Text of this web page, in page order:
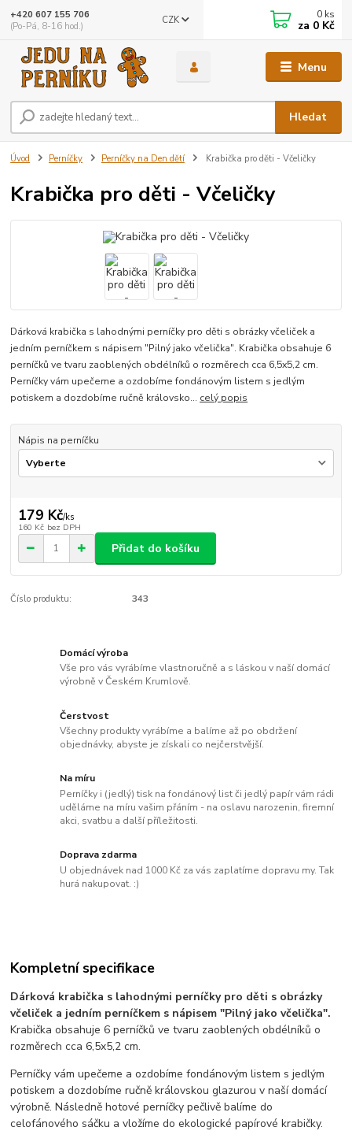
Menu
CZK
Hledat
+420 607 155 706
(Po-Pá, 8-16 hod.)
0 ks
za 0 Kč
Úvod Perníčky Perníčky na Den dětí Krabička pro děti - Včeličky
Krabička pro děti - Včeličky
Dárková krabička s lahodnými perníčky pro děti s obrázky včeliček a
jedním perníčkem s nápisem "Pilný jako včelička". Krabička obsahuje 6
perníčků ve tvaru zaoblených obdélníků o rozměrech cca 6,5x5,2 cm.
Perníčky vám upečeme a ozdobíme fondánovým listem s jedlým
potiskem a dozdobíme ručně královsko... celý popis
Nápis na perníčku
179 Kč/ks
160 Kč bez DPH
Přidat do košíku
Číslo produktu: 343
Domácí výroba
Vše pro vás vyrábíme vlastnoručně a s láskou v naší domácí
výrobně v Českém Krumlově.
Čerstvost
Všechny produkty vyrábíme a balíme až po obdržení
objednávky, abyste je získali co nejčerstvější.
Na míru
Perníčky i (jedlý) tisk na fondánový list či jedlý papír vám rádi
uděláme na míru vašim přáním - na oslavu narozenin, firemní
akci, svatbu a další příležitosti.
Doprava zdarma
U objednávek nad 1000 Kč za vás zaplatíme dopravu my. Tak
hurá nakupovat. :)
Kompletní specifikace
Dárková krabička s lahodnými perníčky pro děti s obrázky
včeliček a jedním perníčkem s nápisem "Pilný jako včelička".
Krabička obsahuje 6 perníčků ve tvaru zaoblených obdélníků o
rozměrech cca 6,5x5,2 cm.
Perníčky vám upečeme a ozdobíme fondánovým listem s jedlým
potiskem a dozdobíme ručně královskou glazurou v naší domácí
výrobně. Následně hotové perníčky pečlivě balíme do
celofánového sáčku a vložíme do ekologické papírové krabičky.